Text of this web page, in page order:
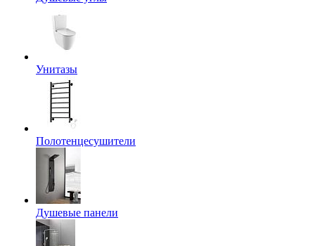
Унитазы
Полотенцесушители
Душевые панели